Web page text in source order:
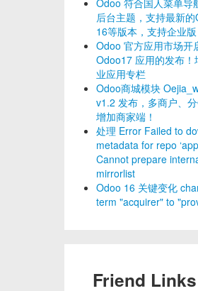
Odoo 符合国人菜单导
后台主题，支持最新的
16等版本，支持企业版
Odoo 官方应用市场开
Odoo17 应用的发布！
业应用专栏
Odoo商城模块
v1.2 发布，多商户、分
增加商家端！
处理 Error Failed to
metadata for repo
Cannot prepare
mirrorlist
Odoo 16 关键变化
term "acquirer" to
Friend Links